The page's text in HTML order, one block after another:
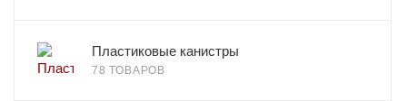
Пластиковые канистры
78 ТОВАРОВ